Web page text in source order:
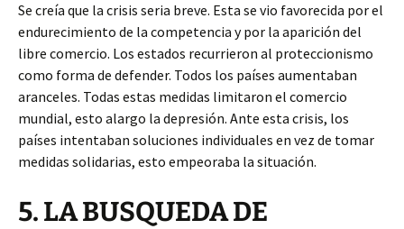
Se creía que la crisis seria breve. Esta se vio favorecida por el
endurecimiento de la competencia y por la aparición del
libre comercio. Los estados recurrieron al proteccionismo
como forma de defender. Todos los países aumentaban
aranceles. Todas estas medidas limitaron el comercio
mundial, esto alargo la depresión. Ante esta crisis, los
países intentaban soluciones individuales en vez de tomar
medidas solidarias, esto empeoraba la situación.
5. LA BUSQUEDA DE